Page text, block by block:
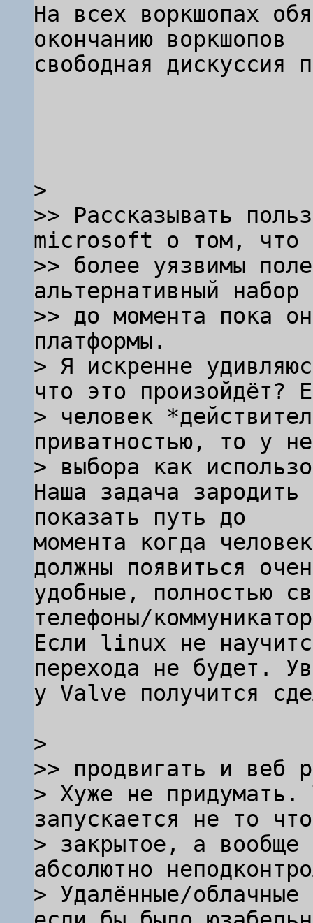
На всех воркшопах
окончанию воркшопов
свободная дискуссия
>
>> Рассказывать
microsoft о том, что
>> более уязвимы
альтернативный
>> до момента пока
платформы.
> Я искренне
что это произойдёт?
> человек
приватностью, то у
Наша задача
показать путь до
момента когда
должны появиться
удобные, полностью
телефоны/
Если linux не
перехода не будет.
у Valve получится
>
>> продвигать и веб
> Хуже не придумать.
запускается не то что
> закрытое, а вообще
абсолютно
> Удалённые/облачные